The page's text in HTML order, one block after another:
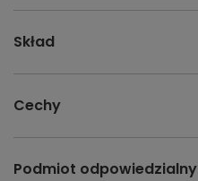
Skład
Cechy
Podmiot odpowiedzialny